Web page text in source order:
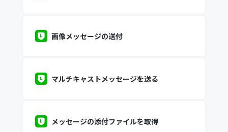
画像メッセージの送付
マルチキャストメッセージを送る
メッセージの添付ファイルを取得